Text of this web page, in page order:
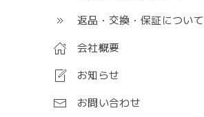
返品・交換・保証について
会社概要
お知らせ
お問い合わせ